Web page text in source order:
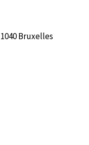
Bruxelles